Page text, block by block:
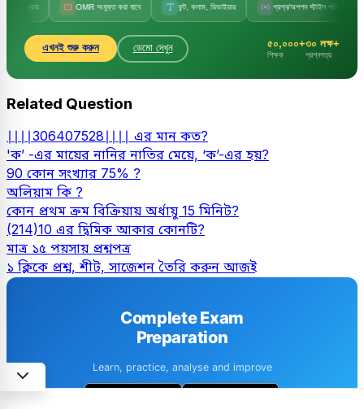
OMR সংযুক্ত করা যাবে ফন্ট, কলাম, ডিভাইডার প্রশ্ন/অপশন স্টাইল পরিবর্তন
এখনই শুরু করুন ডেমো দেখুন ৫০,০০০+
শিক্ষক
৩০ লক্ষ+
প্রশ্নপত্র
Related Question
∣∣∣∣306407528∣∣∣∣ এর মান কত?
'ক’ -এর মায়ের নানির নাতির মেয়ে, ‘ক’-এর হয়?
90 কোন সংখ্যার 75% ?
অলিয়াম কি ?
কোন প্রথম ক্রম বিক্রিয়ায় অর্ধায়ু 15 মিনিট?
(214)10 এর দ্বিমিক আকার কোনটি?
মাত্র ১৫ পয়সায় প্রশ্নপত্র
১ ক্লিকে প্রশ্ন, শীট, সাজেশন তৈরি করুন আজই
Complete Exam
Preparation
Learn, practice, analyse and improve